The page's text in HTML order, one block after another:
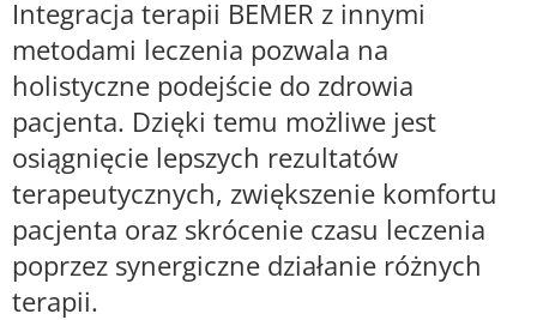
Integracja terapii BEMER z innymi
metodami leczenia pozwala na
holistyczne podejście do zdrowia
pacjenta. Dzięki temu możliwe jest
osiągnięcie lepszych rezultatów
terapeutycznych, zwiększenie komfortu
pacjenta oraz skrócenie czasu leczenia
poprzez synergiczne działanie różnych
terapii.